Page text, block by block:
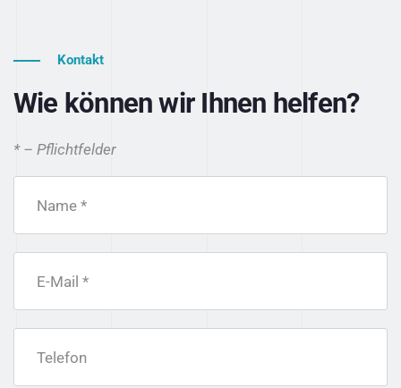
Kontakt
Wie können wir Ihnen helfen?
* – Pflichtfelder
Name *
E-Mail *
Telefon